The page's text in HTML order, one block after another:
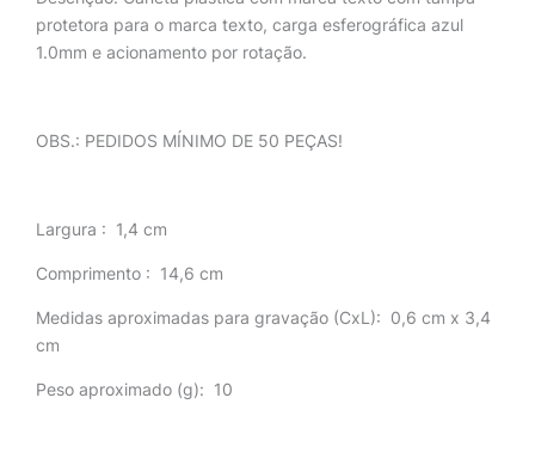
protetora para o marca texto, carga esferográfica azul
1.0mm e acionamento por rotação.
OBS.: PEDIDOS MÍNIMO DE 50 PEÇAS!
Largura : 1,4 cm
Comprimento : 14,6 cm
Medidas aproximadas para gravação (CxL): 0,6 cm x 3,4
cm
Peso aproximado (g): 10